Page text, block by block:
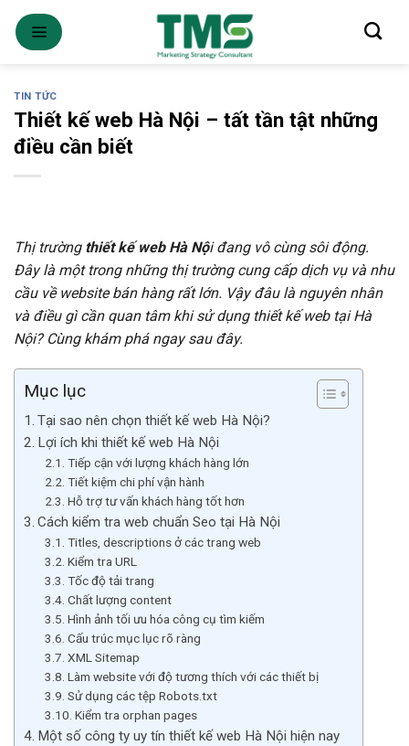
Skip
content
TIN TỨC
Thiết kế web Hà Nội – tất tần tật những
điều cần biết
Thị trườngthiết kế web Hà Nội đang vô cùng sôi động.
Đây là một trong những thị trường cung cấp dịch vụ và nhu
cầu về website bán hàng rất lớn. Vậy đâu là nguyên nhân
và điều gì cần quan tâm khi sử dụng thiết kế web tại Hà
Nội? Cùng khám phá ngay sau đây.
Mục lục
Tại sao nên chọn thiết kế web Hà Nội?
Lợi ích khi thiết kế web Hà Nội
Tiếp cận với lượng khách hàng lớn
Tiết kiệm chi phí vận hành
Hỗ trợ tư vấn khách hàng tốt hơn
Cách kiểm tra web chuẩn Seo tại Hà Nội
Titles, descriptions ở các trang web
Kiểm tra URL
Tốc độ tải trang
Chất lượng content
Hình ảnh tối ưu hóa công cụ tìm kiếm
Cấu trúc mục lục rõ ràng
XML Sitemap
Làm website với độ tương thích với các thiết bị
Sử dụng các tệp Robots.txt
Kiểm tra orphan pages
Một số công ty uy tín thiết kế web Hà Nội hiện nay